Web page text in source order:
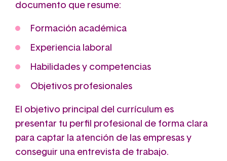
documento que resume:
Formación académica
Experiencia laboral
Habilidades y competencias
Objetivos profesionales
El objetivo principal del currículum es
presentar tu perfil profesional de forma clara
para captar la atención de las empresas y
conseguir una entrevista de trabajo.